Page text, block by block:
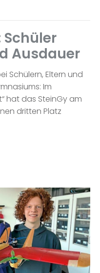
Ausdauer
Schülern, Eltern und
Im
hat das SteinGy am
dritten Platz